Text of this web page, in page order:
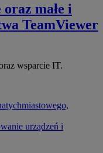
małe i
TeamViewer
wsparcie IT.
urządzeń i